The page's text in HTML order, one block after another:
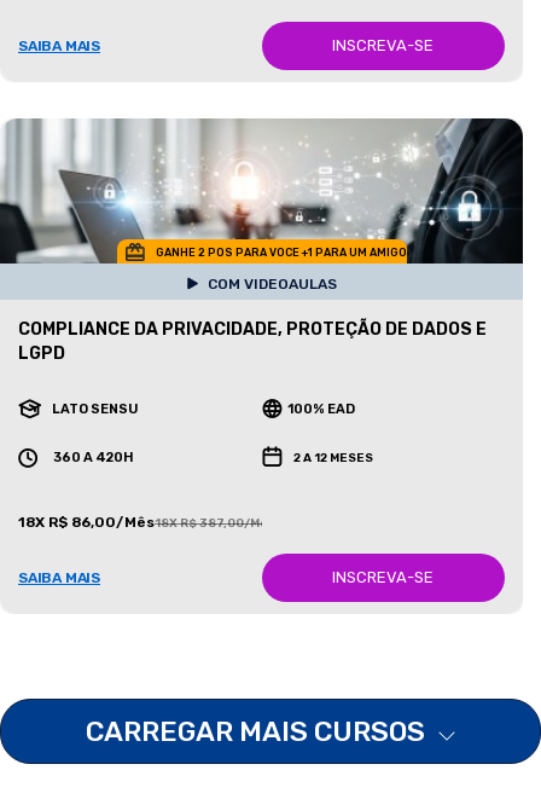
SAIBA MAIS INSCREVA-SE
GANHE 2 POS PARA VOCE +1 PARA UM AMIGO
COM VIDEOAULAS
COMPLIANCE DA PRIVACIDADE, PROTEÇÃO DE DADOS E
LGPD
LATO SENSU 100% EAD
360 A 420H 2 A 12 MESES
18X R$ 86,00/Mês18X R$ 387,00/Mês
SAIBA MAIS INSCREVA-SE
CARREGAR MAIS CURSOS